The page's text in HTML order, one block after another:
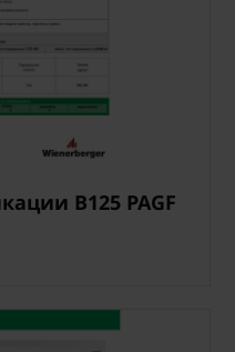
B125 PAGF